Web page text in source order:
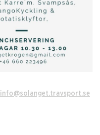
info@solanget.travsport.se